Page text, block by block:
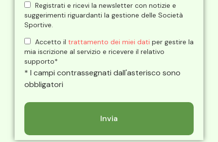
Registrati e ricevi la newsletter con notizie e
suggerimenti riguardanti la gestione delle Società
Sportive.
Accetto il trattamento dei miei dati per gestire la
mia iscrizione al servizio e ricevere il relativo
supporto*
* I campi contrassegnati dall'asterisco sono
obbligatori